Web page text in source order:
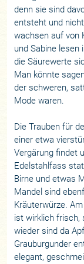
denn sie sind
entsteht und
wachsen auf von
und Sabine lesen
die Säurewerte
Man könnte
der schweren,
Mode waren.
Die Trauben für
einer etwa
Vergärung findet
Edelstahlfass
Birne und etwas
Mandel sind
Kräuterwürze.
ist wirklich frisch,
wieder sind da
Grauburgunder
elegant,